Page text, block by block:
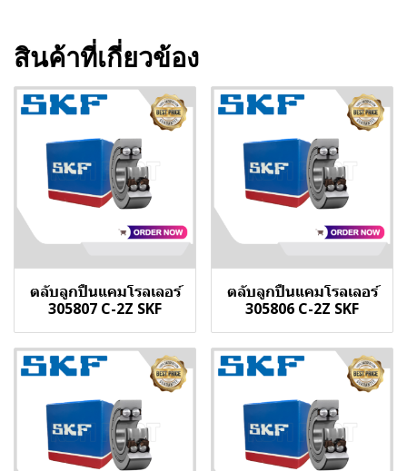
สินค้าที่เกี่ยวข้อง
ตลับลูกปืนแคมโรลเลอร์
305807 C-2Z SKF
ตลับลูกปืนแคมโรลเลอร์
305806 C-2Z SKF